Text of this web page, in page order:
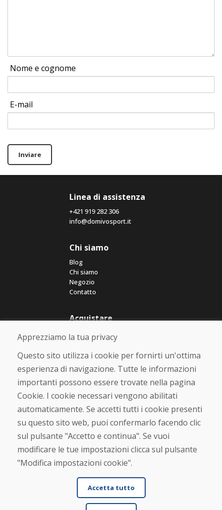
Nome e cognome
E-mail
Inviare
Linea di assistenza
+421 919 282 306
info@domivosport.it
Chi siamo
Blog
Chi siamo
Negozio
Contatto
Acquistare
Negozio online
Termini e condizioni commerciali
Spedizione e pagamento
Reso e cambio merce
Protezione dei dati personali
Cookies
Verificato dai clienti
★★★★★
Apprezziamo la tua privacy
Questo sito utilizza i cookie per fornirti un'ottima
esperienza di navigazione. Tutte le informazioni
importanti possono essere trovate nella pagina
Cookie. I cookie necessari vengono abilitati
automaticamente. Se accetti tutti i cookie presenti
su questo sito web, puoi confermarlo facendo clic
sul pulsante "Accetto e continua". Se vuoi
modificare le tue impostazioni clicca sul pulsante
"Modifica impostazioni cookie".
Accetta tutto